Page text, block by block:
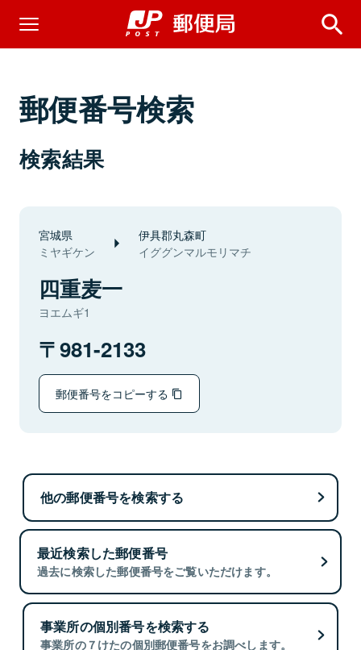
郵便番号検索
検索結果
宮城県
ミヤギケン
伊具郡丸森町
イググンマルモリマチ
四重麦一
ヨエムギ1
981-2133
郵便番号をコピーする
他の郵便番号を検索する
最近検索した郵便番号
過去に検索した郵便番号をご覧いただけます。
事業所の個別番号を検索する
事業所の７けたの個別郵便番号をお調べします。